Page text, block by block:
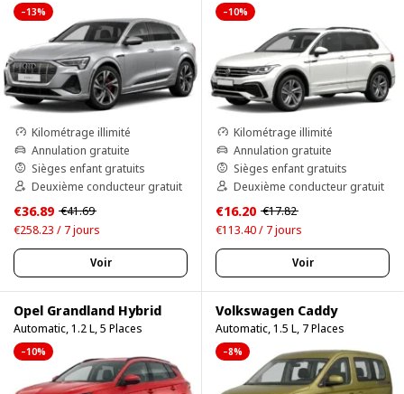
–13%
Kilométrage illimité
Annulation gratuite
Sièges enfant gratuits
Deuxième conducteur gratuit
€36.89 €41.69
€258.23 / 7 jours
Voir
–10%
Kilométrage illimité
Annulation gratuite
Sièges enfant gratuits
Deuxième conducteur gratuit
€16.20 €17.82
€113.40 / 7 jours
Voir
Opel Grandland Hybrid
Automatic, 1.2 L, 5 Places
–10%
Volkswagen Caddy
Automatic, 1.5 L, 7 Places
–8%